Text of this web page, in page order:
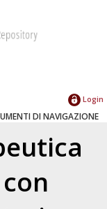
Login
DI NAVIGAZIONE